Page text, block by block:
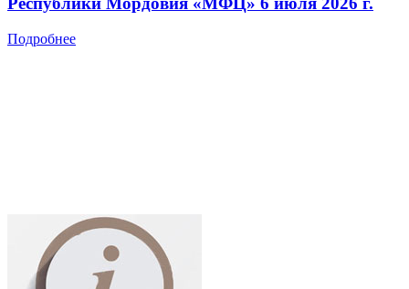
Подробнее